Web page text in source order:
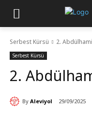
Serbest Kürsü 2.
Serbest Kürsü
2.
By Aleviyol 29/09/2025